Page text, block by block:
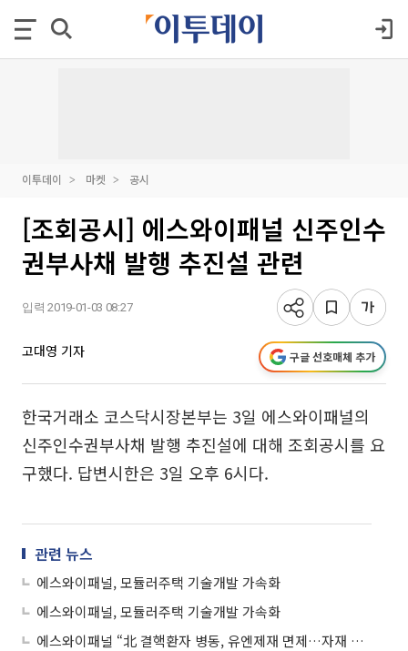
이투데이 마켓 공시
[조회공시] 에스와이패널 신주인수
권부사채 발행 추진설 관련
입력 2019-01-03 08:27
고대영 기자 구글 선호매체 추가
한국거래소 코스닥시장본부는 3일 에스와이패널의
신주인수권부사채 발행 추진설에 대해 조회공시를 요
구했다. 답변시한은 3일 오후 6시다.
관련 뉴스
에스와이패널, 모듈러주택 기술개발 가속화
에스와이패널, 모듈러주택 기술개발 가속화
에스와이패널 “北 결핵환자 병동, 유엔제재 면제…자재 전달”